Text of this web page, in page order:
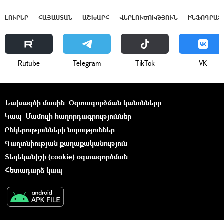
ԼՈՒՐԵՐ ՀԱՅԱՍՏԱՆ ԱՇԽԱՐՀ ՎԵՐԼՈՒԾՈՒԹՅՈՒՆ
Rutube Telegram ТikТоk VK
Նախագծի մասին Օգտագործման կանոնները
Կապ Մամուլի հաղորդագրություններ
Ընկերությունների նորություններ
Գաղտնիության քաղաքականություն
Տեղեկանիշի (cookie) օգտագործման
Հետադարձ կապ